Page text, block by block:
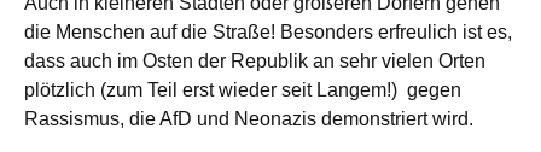
die Menschen auf die Straße! Besonders erfreulich ist es,
dass auch im Osten der Republik an sehr vielen Orten
plötzlich (zum Teil erst wieder seit Langem!) gegen
Rassismus, die AfD und Neonazis demonstriert wird.